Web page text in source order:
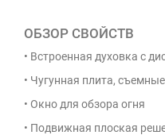
ОБЗОР СВОЙСТВ
• Встроенная духовка с
• Чугунная плита,
• Окно для обзора огня
• Подвижная плоская